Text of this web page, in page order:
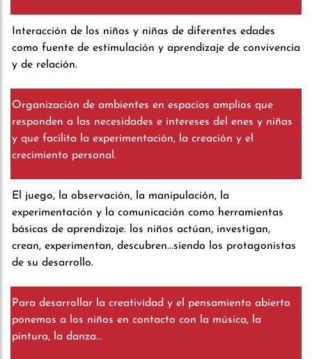
Interacción de los niños y niñas de diferentes edades
como fuente de estimulación y aprendizaje de convivencia
y de relación.
Organización de ambientes en espacios amplios que
responden a las necesidades e intereses del enes y niñas
y que facilita la experimentación, la creación y el
crecimiento personal.
El juego, la observación, la manipulación, la
experimentación y la comunicación como herramientas
básicas de aprendizaje. los niños actúan, investigan,
crean, experimentan, descubren...siendo los protagonistas
de su desarrollo.
Para desarrollar la creatividad y el pensamiento abierto
ponemos a los niños en contacto con la música, la
pintura, la danza...